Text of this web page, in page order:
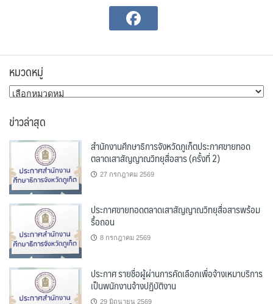
หมวดหมู่
หมวด
ข่าวล่าสุด
สำนักงานศึกษาธิการจังหวัดภูเก็ตประกาศขายทอด
ตลาดเสาสัญญาณวิทยุสื่อสาร (ครั้งที่ 2)
27 กรกฎาคม 2569
ประกาศขายทอดตลาดเสาสัญญาณวิทยุสื่อสารพร้อม
รื้อถอน
8 กรกฎาคม 2569
ประกาศ รายชื่อผู้ผ่านการคัดเลือกเพื่อจ้างเหมาบริการ
เป็นพนักงานจ้างปฏิบัติงาน
29 มิถุนายน 2569